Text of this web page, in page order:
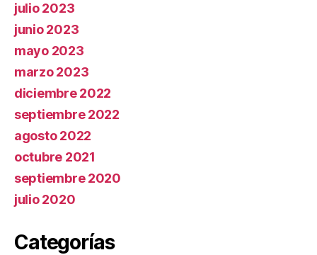
julio 2023
junio 2023
mayo 2023
marzo 2023
diciembre 2022
septiembre 2022
agosto 2022
octubre 2021
septiembre 2020
julio 2020
Categorías